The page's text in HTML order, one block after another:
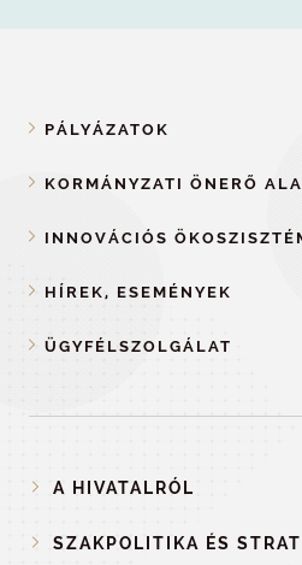
PÁLYÁZATOK
KORMÁNYZATI ÖNERŐ
INNOVÁCIÓS
HÍREK, ESEMÉNYEK
ÜGYFÉLSZOLGÁLAT
A HIVATALRÓL
SZAKPOLITIKA ÉS